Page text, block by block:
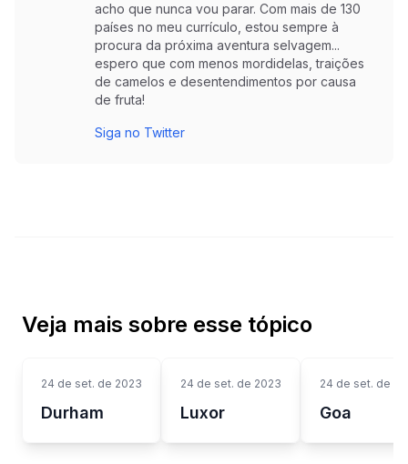
acho que nunca vou parar. Com mais de 130
países no meu currículo, estou sempre à
procura da próxima aventura selvagem...
espero que com menos mordidelas, traições
de camelos e desentendimentos por causa
de fruta!
Siga no Twitter
Veja mais sobre esse tópico
24 de set. de 2023
Durham
24 de set. de 2023
Luxor
24 de set. de
Goa